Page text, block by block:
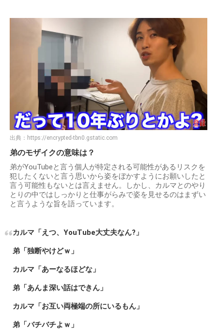
出典： https://encrypted-tbn0.gstatic.com
弟のモザイクの意味は？
弟がYouTubeと言う個人が特定される可能性があるリスクを
犯したくないと言う思いから姿をぼかすようにお願いしたと
言う可能性もないとは言えません。しかし、カルマとのやり
とりの中ではしっかりと仕事がらみで姿を見せるのはまずい
と言うような旨を語っています。
カルマ「えつ、YouTube大丈夫なん?」
弟「独断やけどｗ」
カルマ「あーなるほどな」
弟「あんま深い話はできん」
カルマ「お互い両極端の所にいるもん」
弟「バチバチよｗ」